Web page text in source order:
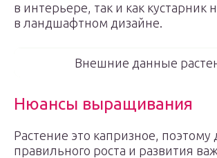
в интерьере, так и как кустарник
в ландшафтном дизайне.
Внешние данные
Нюансы выращивания
Растение это капризное, поэтому
правильного роста и развития